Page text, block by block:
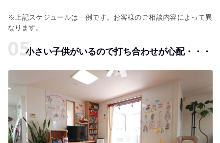
※上記スケジュールは一例です。お客様のご相談内容によって異
なります。
小さい子供がいるので打ち合わせが心配・・・